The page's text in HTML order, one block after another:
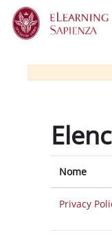
Vai al contenuto
Nome
Privacy